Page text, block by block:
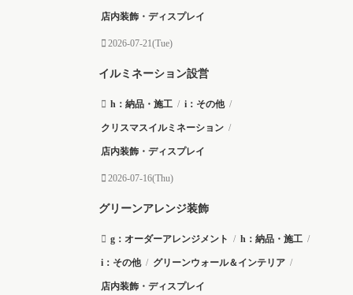
店内装飾・ディスプレイ
2026-07-21(Tue)
イルミネーション設営
h：納品・施工 / i：その他 /
クリスマスイルミネーション /
店内装飾・ディスプレイ
2026-07-16(Thu)
グリーンアレンジ装飾
g：オーダーアレンジメント / h：納品・施工 /
i：その他 / グリーンウォール＆インテリア /
店内装飾・ディスプレイ